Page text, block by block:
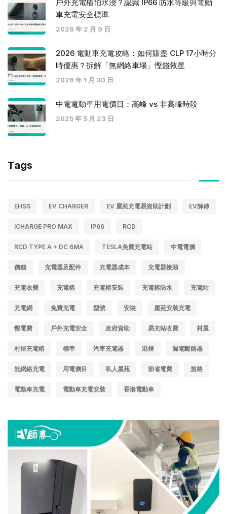
戶外充電樁怕水浸？認識 IP66 防水等級與電動
車充電安全標準
2026 年 2 月 9 日
2026 電動車充電攻略：如何賺盡 CLP 17小時分
時優惠？拆解「無網絡車場」慳錢救星
2026 年 1 月 30 日
中電電動車用電價目：高峰 vs 非高峰時段
2025 年 5 月 23 日
Tags
EHSS EV CHARGER EV 屋苑充電易資助計劃 EV師傅
ICHARGE PRO MAX IP66 RCD
RCD TYPE A + DC 6MA TESLA免費充電站 中電電價
價錢 充電器及配件 充電器成本 充電器接頭
充電收費 充電樁 充電樁安裝 充電樁防水 充電站
充電網 免費充電 型號 安裝 屋苑安裝充電
慳電費 戶外充電安全 政府資助 易充站收費 村屋
村屋充電樁 標準 汽車充電器 港燈 漏電斷路器
無網絡充電 用電價目 私人屋苑 節省電費 規格
電動車充電 電動車充電安裝 香港電動車